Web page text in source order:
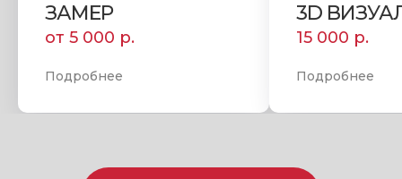
ЗАМЕР
от 5 000 р.
Подробнее
3D
15 000 р.
Подробнее